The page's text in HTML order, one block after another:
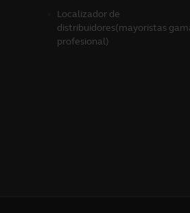
Localizador de
distribuidores(mayoristas
profesional)